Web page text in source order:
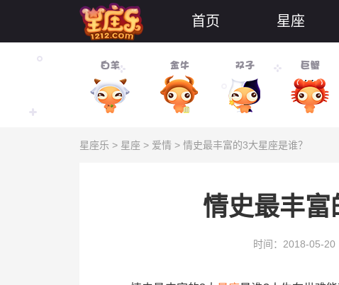
首页 星座
星座乐 > 星座 > 爱情 > 情史最丰富的3大星座是谁？
情史最丰富
时间：2018-05-20